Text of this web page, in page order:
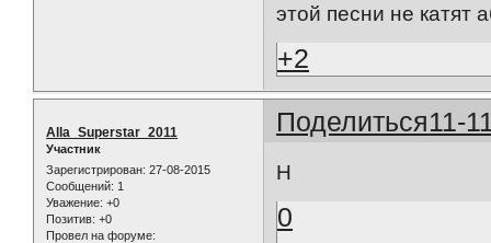
этой песни не катят
+2
Поделиться11-
Alla_Superstar_2011
Участник
Зарегистрирован: 27-08-2015
Сообщений: 1
Уважение: +0
Позитив: +0
Провел на форуме:
Н
0